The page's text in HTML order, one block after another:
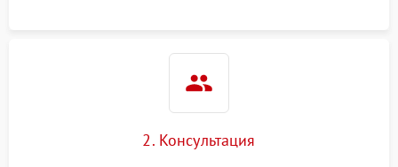
2. Консультация